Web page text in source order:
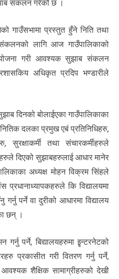
संकलन गरेकोे छ ।
गाउँसभामा प्रस्तुत हुँने निति तथा
लागि आज गाउँपालिकाको
गरी आवश्यक सुझाब संकलन
अधिकृत प्रदिप भण्डारीले
दिनको बोलाईएका गाउँपालिकाका
दलका प्रमुख एबं प्रतिनिधिहरु,
सुरक्षाकर्मी तथा संचारकर्मीहरुले
दिएको सुझाबहरुलाई आधार मानेर
अध्यक्ष मोहन विक्रम सिंहले
कि विद्यालयमा
पर्ने वा दुरीको आधारमा विद्यालय
छन् ।
पर्ने, बिद्यालयहरुमा इृन्टरनेटको
प्रकासीत गरी वितरण गर्नु पर्ने,
आवश्यक शैक्षिक सामाग्रीहरुको देखी